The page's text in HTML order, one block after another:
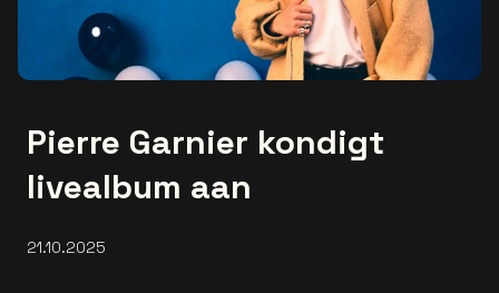
Pierre Garnier kondigt
livealbum aan
21.10.2025